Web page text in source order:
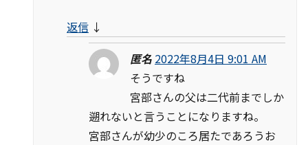
返信 ↓
匿名 2022年8月4日 9:01 AM
そうですね
宮部さんの父は二代前までしか
遡れないと言うことになりますね。
宮部さんが幼少のころ居たであろうお